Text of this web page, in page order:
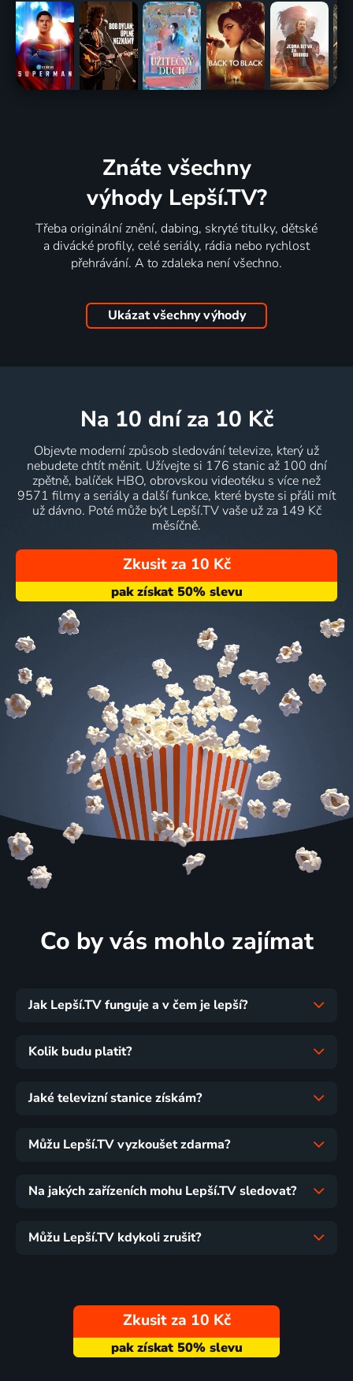
Znáte všechny
výhody Lepší.TV?
Třeba originální znění, dabing, skryté titulky, dětské
a divácké profily, celé seriály, rádia nebo rychlost
přehrávání. A to zdaleka není všechno.
Ukázat všechny výhody
na 10 dní za 10 Kč
Objevte moderní způsob sledování televize, který už
nebudete chtít měnit. Užívejte si 176 stanic až 100 dní
zpětně, balíček HBO, obrovskou videotéku s více než
9571 filmy a seriály a další funkce, které byste si přáli mít
už dávno. Poté může být Lepší.TV vaše už za 149 Kč
měsíčně.
Zkusit za 10 Kč
Co by vás mohlo zajímat
Jak Lepší.TV funguje a v čem je lepší?
Kolik budu platit?
Jaké televizní stanice získám?
Můžu Lepší.TV vyzkoušet zdarma?
Na jakých zařízeních mohu Lepší.TV sledovat?
Můžu Lepší.TV kdykoli zrušit?
Zkusit za 10 Kč